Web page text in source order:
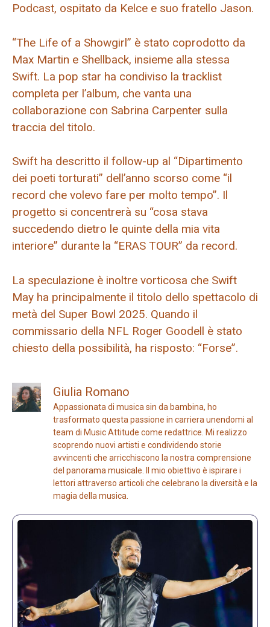
Podcast, ospitato da Kelce e suo fratello Jason.
“The Life of a Showgirl” è stato coprodotto da
Max Martin e Shellback, insieme alla stessa
Swift. La pop star ha condiviso la tracklist
completa per l’album, che vanta una
collaborazione con Sabrina Carpenter sulla
traccia del titolo.
Swift ha descritto il follow-up al “Dipartimento
dei poeti torturati” dell’anno scorso come “il
record che volevo fare per molto tempo”. Il
progetto si concentrerà su “cosa stava
succedendo dietro le quinte della mia vita
interiore” durante la “ERAS TOUR” da record.
La speculazione è inoltre vorticosa che Swift
May ha principalmente il titolo dello spettacolo di
metà del Super Bowl 2025. Quando il
commissario della NFL Roger Goodell è stato
chiesto della possibilità, ha risposto: “Forse”.
Giulia Romano
Appassionata di musica sin da bambina, ho
trasformato questa passione in carriera unendomi al
team di Music Attitude come redattrice. Mi realizzo
scoprendo nuovi artisti e condividendo storie
avvincenti che arricchiscono la nostra comprensione
del panorama musicale. Il mio obiettivo è ispirare i
lettori attraverso articoli che celebrano la diversità e la
magia della musica.